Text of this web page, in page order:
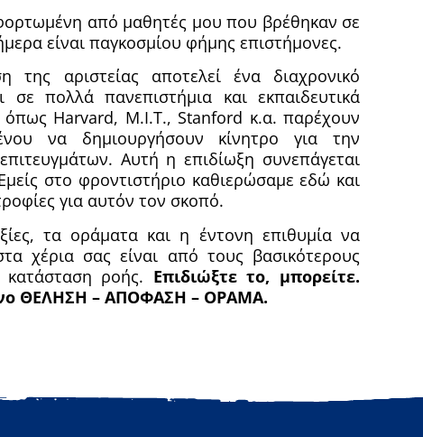
από μαθητές μου που βρέθηκαν σε
είναι παγκοσμίου φήμης επιστήμονες.
της αριστείας αποτελεί ένα διαχρονικό
σε πολλά πανεπιστήμια και εκπαιδευτικά
Harvard, M.I.T., Stanford κ.α. παρέχουν
να δημιουργήσουν κίνητρο για την
Αυτή η επιδίωξη συνεπάγεται
στο φροντιστήριο καθιερώσαμε εδώ και
για αυτόν τον σκοπό.
τα οράματα και η έντονη επιθυμία να
χέρια σας είναι από τους βασικότερους
ροής. Επιδιώξτε το, μπορείτε.
ΘΕΛΗΣΗ – ΑΠΟΦΑΣΗ – ΟΡΑΜΑ.